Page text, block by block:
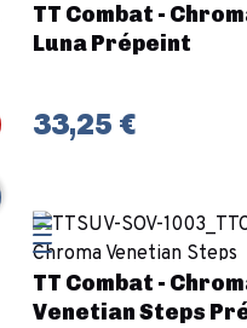
TT Combat -
Luna Prépeint
33,25 €
TT Combat -
Venetian Steps